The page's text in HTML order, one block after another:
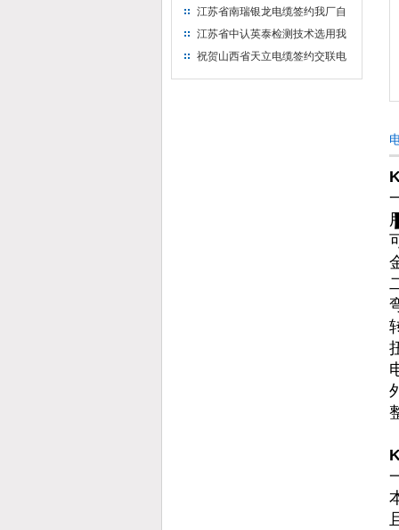
省苏州市安信塑业选用
江苏省南瑞银龙电缆签约我厂自
然换气老化箱等电缆检测设备
江苏省中认英泰检测技术选用我
厂自然换气老化试验箱
祝贺山西省天立电缆签约交联电